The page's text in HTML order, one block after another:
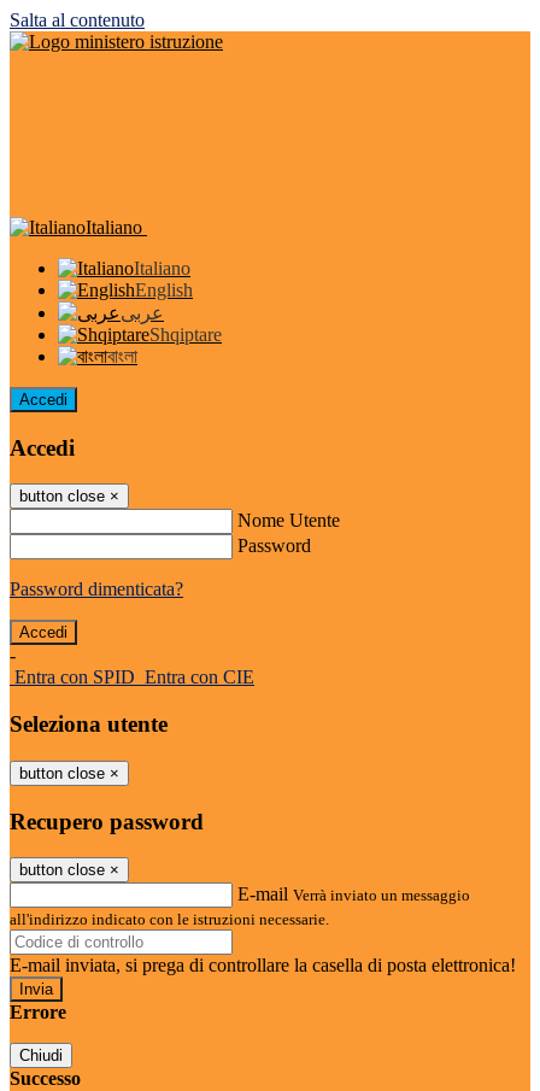
Salta al contenuto
Italiano
Italiano
English
عربى
Shqiptare
বাংলা
Accedi
Accedi
button close ×
Nome Utente
Password
Password dimenticata?
-
Entra con SPID Entra con CIE
Seleziona utente
button close ×
Recupero password
button close ×
E-mail Verrà inviato un messaggio
all'indirizzo indicato con le istruzioni necessarie.
E-mail inviata, si prega di controllare la casella di posta elettronica!
Errore
Chiudi
Successo